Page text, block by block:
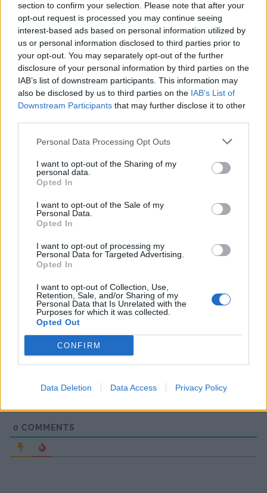
section to confirm your selection. Please note that after your
opt-out request is processed you may continue seeing
interest-based ads based on personal information utilized by
us or personal information disclosed to third parties prior to
your opt-out. You may separately opt-out of the further
disclosure of your personal information by third parties on the
IAB’s list of downstream participants. This information may
also be disclosed by us to third parties on the IAB’s List of
Downstream Participants that may further disclose it to other
Personal Data Processing Opt Outs
I want to opt-out of the Sharing of my
personal data.
Opted In
I want to opt-out of the Sale of my
Personal Data.
Opted In
I want to opt-out of processing my
Personal Data for Targeted Advertising.
Opted In
I want to opt-out of Collection, Use,
Retention, Sale, and/or Sharing of my
Personal Data that Is Unrelated with the
Purposes for which it was collected.
Opted Out
CONFIRM
Data Deletion Data Access Privacy Policy
Prenumerera Logga in
0 COMMENTS